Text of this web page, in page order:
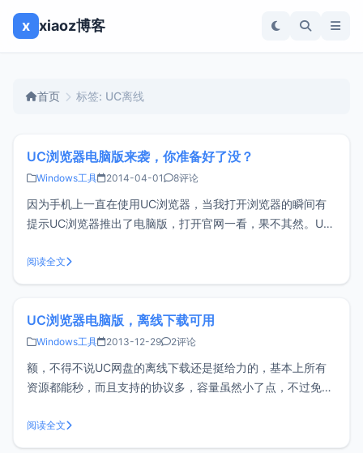
x xiaoz博客
首页 标签: UC离线
UC浏览器电脑版来袭，你准备好了没？
Windows工具 2014-04-01 8评论
因为手机上一直在使用UC浏览器，当我打开浏览器的瞬间有
提示UC浏览器推出了电脑版，打开官网一看，果不其然。UC
更名为UC浏览器）是一款把“互联网装入口袋”的主流手机浏览
器 ，由优视科技（原名优视动景）公司研制开发。兼备
阅读全文
UC浏览器电脑版，离线下载可用
Windows工具 2013-12-29 2评论
额，不得不说UC网盘的离线下载还是挺给力的，基本上所有
资源都能秒，而且支持的协议多，容量虽然小了点，不过免费
入网盘才能新建任务，但是我们想秒一部电影总不能老是掏出
手机，然后再用PC端的下载工具吧，这样显然有些麻烦，不
阅读全文